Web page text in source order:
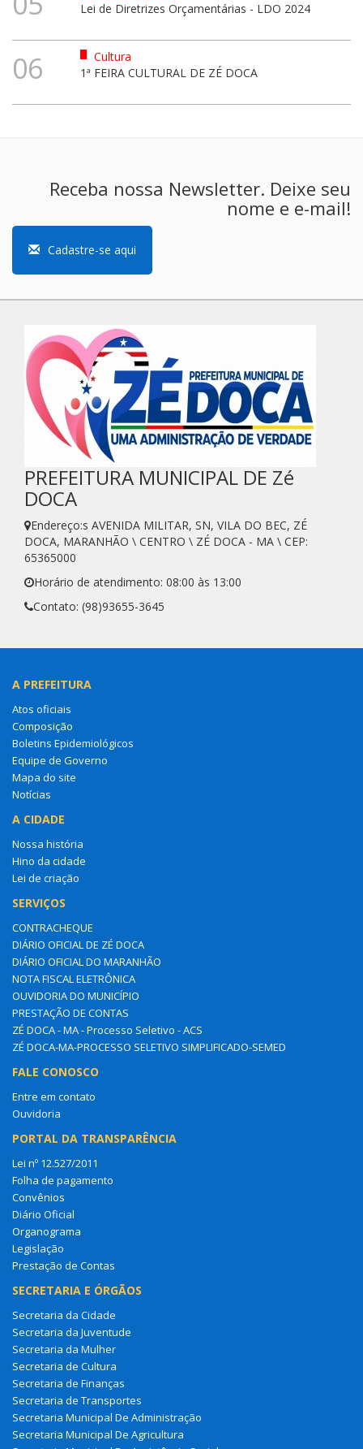
Lei de Diretrizes Orçamentárias - LDO 2024
06
Cultura
1ª FEIRA CULTURAL DE ZÉ DOCA
Receba nossa Newsletter. Deixe seu
nome e e-mail!
Cadastre-se aqui
PREFEITURA MUNICIPAL DE Zé
DOCA
Endereço:s AVENIDA MILITAR, SN, VILA DO BEC, ZÉ
DOCA, MARANHÃO \ CENTRO \ ZÉ DOCA - MA \ CEP:
65365000
Horário de atendimento: 08:00 às 13:00
Contato: (98)93655-3645
A PREFEITURA
Atos oficiais
Composição
Boletins Epidemiológicos
Equipe de Governo
Mapa do site
Notícias
A CIDADE
Nossa história
Hino da cidade
Lei de criação
SERVIÇOS
CONTRACHEQUE
DIÁRIO OFICIAL DE ZÉ DOCA
DIÁRIO OFICIAL DO MARANHÃO
NOTA FISCAL ELETRÔNICA
OUVIDORIA DO MUNICÍPIO
PRESTAÇÃO DE CONTAS
ZÉ DOCA - MA - Processo Seletivo - ACS
ZÉ DOCA-MA-PROCESSO SELETIVO SIMPLIFICADO-SEMED
FALE CONOSCO
Entre em contato
Ouvidoria
PORTAL DA TRANSPARÊNCIA
Lei nº 12.527/2011
Folha de pagamento
Convênios
Diário Oficial
Organograma
Legislação
Prestação de Contas
SECRETARIA E ÓRGÃOS
Secretaria da Cidade
Secretaria da Juventude
Secretaria da Mulher
Secretaria de Cultura
Secretaria de Finanças
Secretaria de Transportes
Secretaria Municipal De Administração
Secretaria Municipal De Agricultura